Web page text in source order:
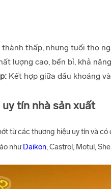
thành thấp, nhưng tuổi thọ
lượng cao, bền bỉ, khả
Kết hợp giữa dầu khoáng
tín nhà sản xuất
từ các thương hiệu uy tín và
nhưDaikon, Castrol, Motul,